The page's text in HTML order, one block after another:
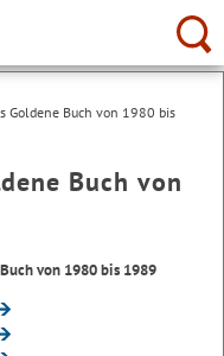
Goldene Buch von 1980 bis
Buch von
von 1980 bis 1989